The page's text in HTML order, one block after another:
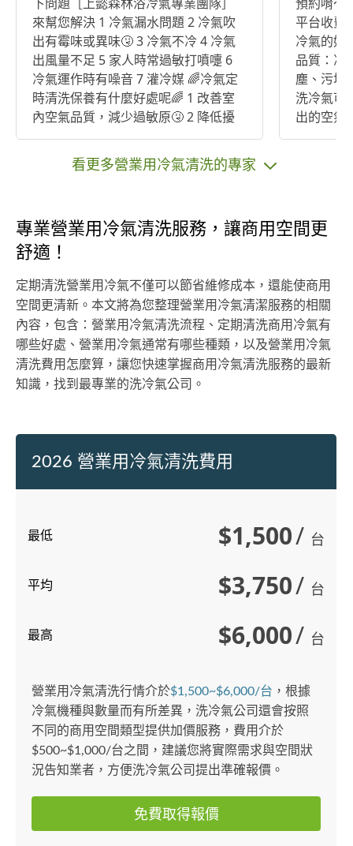
來幫您解決 1 冷氣漏水問題 2 冷氣吹
出有霉味或異味🤧 3 冷氣不冷 4 冷氣
出風量不足 5 家人時常過敏打噴嚏 6
冷氣運作時有噪音 7 灌冷媒 🌈冷氣定
時清洗保養有什麼好處呢🌈 1 改善室
內空氣品質，減少過敏原🤧 2 降低擾
人的噪音 3 延長冷氣機使用壽命 4 降
低冷氣機故障 5 降低冷氣的［電費］
平台收費
冷氣的好處有
品質：冷
塵、污垢
洗冷氣可
出的空氣
空氣品質
卻能力和
發器上，
壓縮機的
命。洗冷
對冷氣的
命。 4. 降低維修成本：如果冷氣長時
氣可以避
此，建議
看更多營業用冷氣清洗的專家
專業營業用冷氣清洗服務，讓商用空間更
舒適！
定期清洗營業用冷氣不僅可以節省維修成本，還能使商用
空間更清新。本文將為您整理營業用冷氣清潔服務的相關
內容，包含：營業用冷氣清洗流程、定期清洗商用冷氣有
哪些好處、營業用冷氣通常有哪些種類，以及營業用冷氣
清洗費用怎麼算，讓您快速掌握商用冷氣清洗服務的最新
知識，找到最專業的洗冷氣公司。
2026 營業用冷氣清洗費用
最低 $1,500/ 台
平均 $3,750/ 台
最高 $6,000/ 台
營業用冷氣清洗行情介於$1,500~$6,000/台 ，根據
冷氣機種與數量而有所差異，洗冷氣公司還會按照
不同的商用空間類型提供加價服務，費用介於
$500~$1,000/台之間，建議您將實際需求與空間狀
況告知業者，方便洗冷氣公司提出準確報價。
免費取得報價